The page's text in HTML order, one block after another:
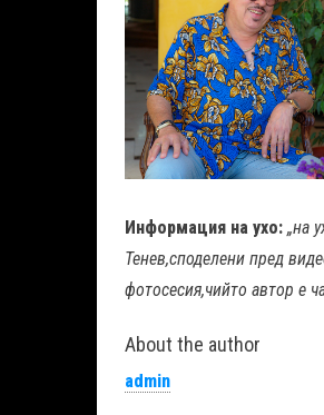
Информация на ухо: „на
Тенев,споделени пред
фотосесия,чийто автор е
About the author
admin